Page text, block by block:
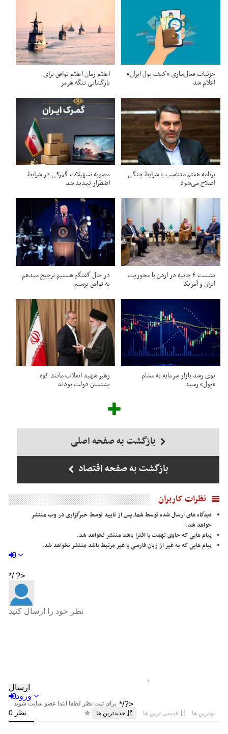
جزئیات فعال‌سازی «کیف پول ایران»
اعلام شد
اعلام زمان اعلام توافق برای
بازگشایی تنگه هرمز
برنامه هفتم متناسب با شرایط جنگی
اصلاح می‌شود
مصوبه تسهیلات گمرکی در شرایط
اضطرار تمدید شد
نشست ۴ جانبه در اردن با محوریت
ایران و آمریکا
در حال گفتگو هستیم ترجیح میدهم
به توافق برسیم
بوی رشد بازار سرمایه به مشام
«پول» رسید
رهبر شهید انقلاب مانند کوه
پشتیبان دولت بودند
بازگشت به صفحه اصلی
بازگشت به صفحه اقتصاد
نظرات کاربران
دیدگاه های ارسال شده توسط شما، پس از تایید توسط خبرگزاری در وب منتشر
خواهد شد.
پیام هایی که حاوی تهمت یا افترا باشد منتشر نخواهد شد.
پیام هایی که به غیر از زبان فارسی یا غیر مرتبط باشد منتشر نخواهد شد.